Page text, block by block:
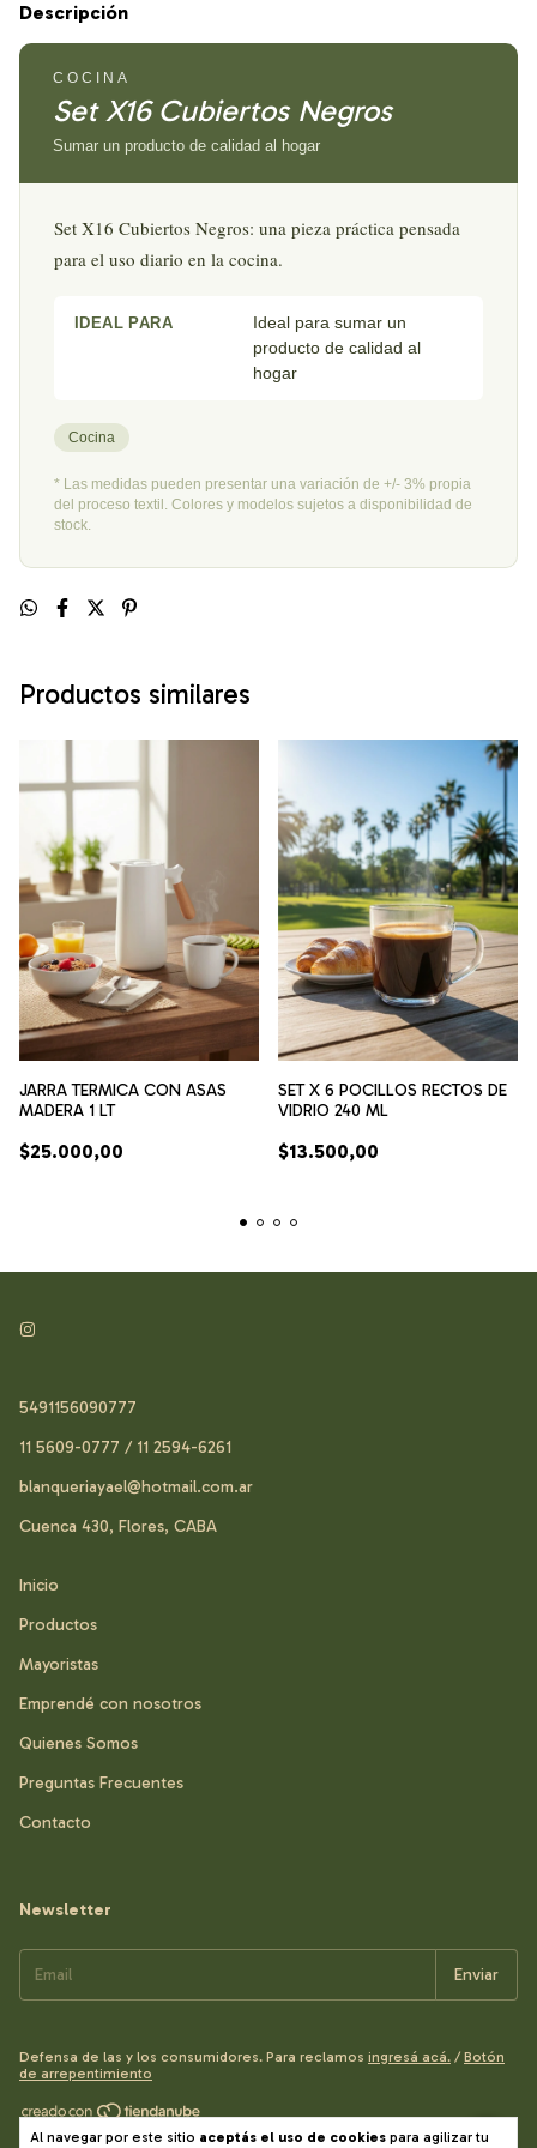
Al navegar por este sitio aceptás el uso de cookies para agilizar tu
Descripción
COCINA
Set X16 Cubiertos Negros
Sumar un producto de calidad al hogar
Set X16 Cubiertos Negros: una pieza práctica pensada
para el uso diario en la cocina.
IDEAL PARA
Ideal para sumar un
producto de calidad al
hogar
Cocina
* Las medidas pueden presentar una variación de +/- 3% propia
del proceso textil. Colores y modelos sujetos a disponibilidad de
stock.
Productos similares
JARRA TERMICA CON ASAS
MADERA 1 LT
$25.000,00
SET X 6 POCILLOS RECTOS DE
VIDRIO 240 ML
$13.500,00
5491156090777
11 5609-0777 / 11 2594-6261
blanqueriayael@hotmail.com.ar
Cuenca 430, Flores, CABA
Inicio
Productos
Mayoristas
Emprendé con nosotros
Quienes Somos
Preguntas Frecuentes
Contacto
Newsletter
Defensa de las y los consumidores. Para reclamos ingresá acá. / Botón
de arrepentimiento
Copyright Blanqueria Yael - 2026. Todos los derechos reservados.